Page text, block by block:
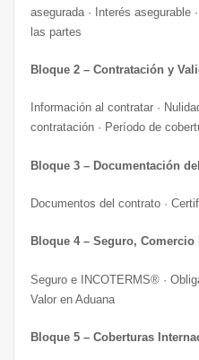
asegurada · Interés asegurable
las partes
Bloque 2 – Contratación y
Información al contratar ·
contratación · Período de
Bloque 3 – Documentación
Documentos del contrato ·
Bloque 4 – Seguro, Comercio
Seguro e INCOTERMS® ·
Valor en Aduana
Bloque 5 – Coberturas